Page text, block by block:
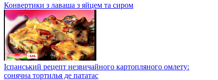
Конвертики з лаваша з яйцем та сиром
Іспанський рецепт незвичайного картопляного омлету:
сонячна тортилья де пататас